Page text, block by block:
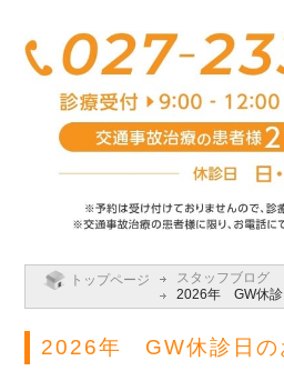
トップページ
スタッフブログ
2026年 GW休診
2026年 GW休診日の